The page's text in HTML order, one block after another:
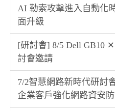
AI 勒索攻擊進入自動化
面升級
[研討會] 8/5 Dell GB10
討會邀請
7/2智慧網路新時代研討
企業客戶強化網路資安